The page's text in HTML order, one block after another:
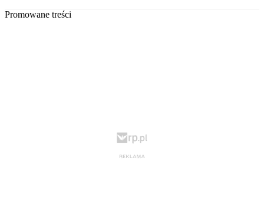
Promowane treści